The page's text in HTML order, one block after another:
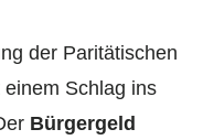
der Paritätischen
einem Schlag ins
Bürgergeld